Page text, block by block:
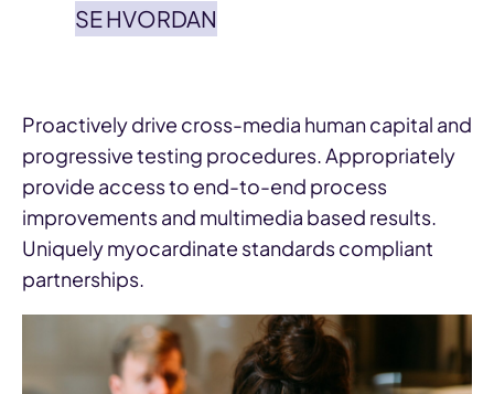
SE HVORDAN
Proactively drive cross-media human capital and
progressive testing procedures. Appropriately
provide access to end-to-end process
improvements and multimedia based results.
Uniquely myocardinate standards compliant
partnerships.